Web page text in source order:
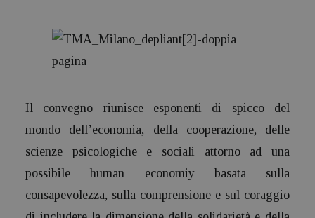
Il convegno riunisce esponenti di spicco del
mondo dell’economia, della cooperazione, delle
scienze psicologiche e sociali attorno ad una
possibile human economiy basata sulla
consapevolezza, sulla comprensione e sul coraggio